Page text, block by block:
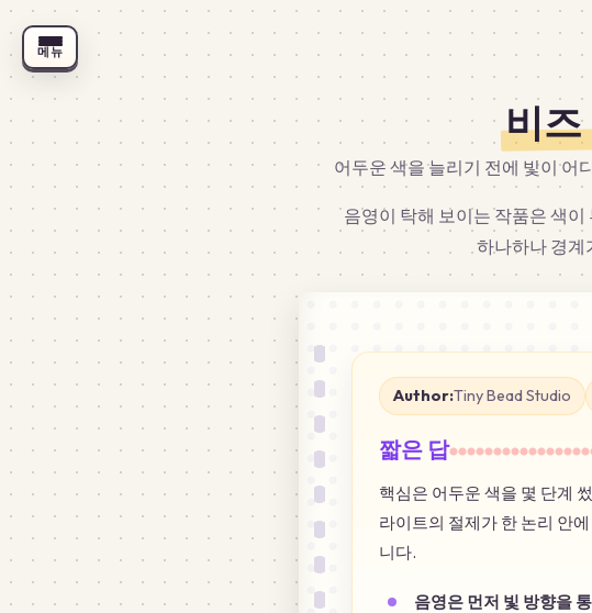
비즈
어두운 색을 늘리기 전에 빛이 어
음영이 탁해 보이는 작품은 색
하나하나 경계
Author:Tiny Bead Studio
짧은 답
핵심은 어두운 색을 몇 단계
라이트의 절제가 한 논리 안
니다.
음영은 먼저 빛 방향을
메뉴